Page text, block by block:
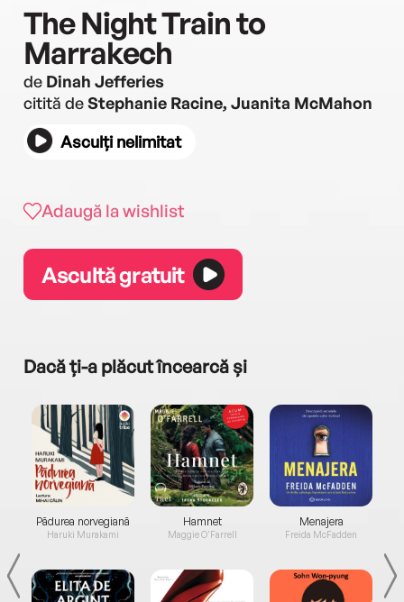
The Night Train to
Marrakech
de Dinah Jefferies
citită deStephanie Racine, Juanita McMahon
Asculți nelimitat
Adaugă la wishlist
Ascultă gratuit
Dacă ți-a plăcut încearcă și
Pădurea norvegiană
Haruki Murakami
Hamnet
Maggie O'Farrell
Menajera
Freida McFadden